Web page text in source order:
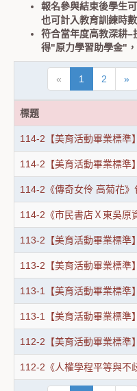
報名參與結束後學生
也可計入教育訓練時
符合當年度高教深耕–
得"原力學習助學金"
« 1 2 »
標題
114-2【美育活動畢業標準
114-2【美育活動畢業標準
114-2《傳奇女伶 高菊花
114-2《市民書店Ｘ東吳原
113-2【美育活動畢業標準
113-2【美育活動畢業標準
113-1【美育活動畢業標準
113-1【美育活動畢業標準
112-2【美育活動畢業標準
112-2《人權學程平等與不